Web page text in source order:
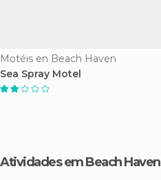
Motéis en Beach Haven
Sea Spray Motel
Atividades em Beach Haven